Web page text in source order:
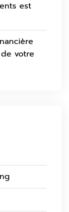
est
votre